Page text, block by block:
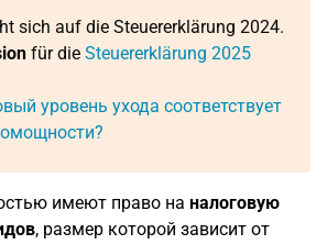
sich auf die Steuererklärung 2024.
für die Steuererklärung 2025
уровень ухода соответствует
имеют право на налоговую
, размер которой зависит от